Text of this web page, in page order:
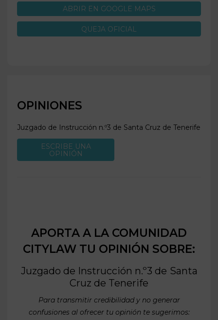
ABRIR EN GOOGLE MAPS
QUEJA OFICIAL
OPINIONES
Juzgado de Instrucción n.º3 de Santa Cruz de Tenerife
ESCRIBE UNA
OPINIÓN
APORTA A LA COMUNIDAD
CITYLAW TU OPINIÓN SOBRE:
Juzgado de Instrucción n.º3 de Santa
Cruz de Tenerife
Para transmitir credibilidad y no generar
confusiones al ofrecer tu opinión te sugerimos: